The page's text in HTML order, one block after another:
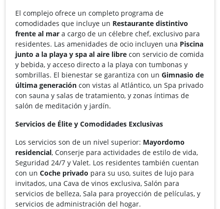
El complejo ofrece un completo programa de
comodidades que incluye un Restaurante distintivo
frente al mar a cargo de un célebre chef, exclusivo para
residentes. Las amenidades de ocio incluyen una Piscina
junto a la playa y spa al aire libre con servicio de comida
y bebida, y acceso directo a la playa con tumbonas y
sombrillas. El bienestar se garantiza con un Gimnasio de
última generación con vistas al Atlántico, un Spa privado
con sauna y salas de tratamiento, y zonas íntimas de
salón de meditación y jardín.
Servicios de Élite y Comodidades Exclusivas
Los servicios son de un nivel superior: Mayordomo
residencial, Conserje para actividades de estilo de vida,
Seguridad 24/7 y Valet. Los residentes también cuentan
con un Coche privado para su uso, suites de lujo para
invitados, una Cava de vinos exclusiva, Salón para
servicios de belleza, Sala para proyección de películas, y
servicios de administración del hogar.